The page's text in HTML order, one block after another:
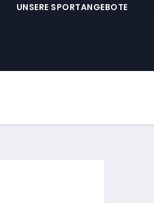
UNSERE SPORTANGEBOTE